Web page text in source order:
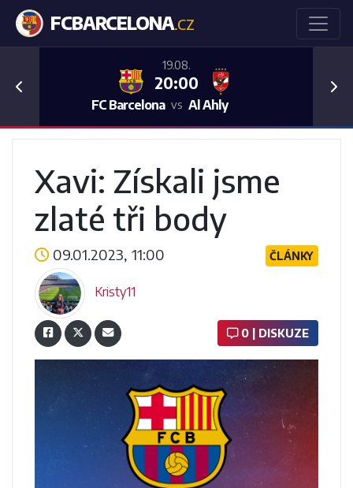
FCBARCELONA.CZ
19.08.
20:00
FC Barcelona vs Al Ahly
Previous
Xavi: Získali jsme
zlaté tři body
09.01.2023, 11:00 ČLÁNKY
Kristy11
0 | DISKUZE